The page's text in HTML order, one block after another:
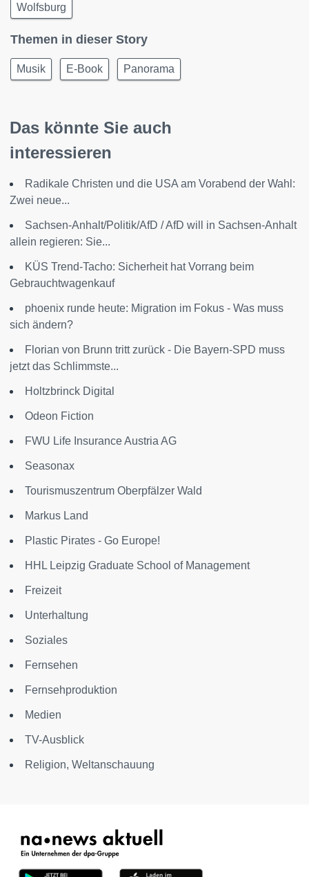
Wolfsburg
Themen in dieser Story
Musik E-Book Panorama
Das könnte Sie auch
interessieren
Radikale Christen und die USA am Vorabend der Wahl:
Zwei neue...
Sachsen-Anhalt/Politik/AfD / AfD will in Sachsen-Anhalt
allein regieren: Sie...
KÜS Trend-Tacho: Sicherheit hat Vorrang beim
Gebrauchtwagenkauf
phoenix runde heute: Migration im Fokus - Was muss
sich ändern?
Florian von Brunn tritt zurück - Die Bayern-SPD muss
jetzt das Schlimmste...
Holtzbrinck Digital
Odeon Fiction
FWU Life Insurance Austria AG
Seasonax
Tourismuszentrum Oberpfälzer Wald
Markus Land
Plastic Pirates - Go Europe!
HHL Leipzig Graduate School of Management
Freizeit
Unterhaltung
Soziales
Fernsehen
Fernsehproduktion
Medien
TV-Ausblick
Religion, Weltanschauung